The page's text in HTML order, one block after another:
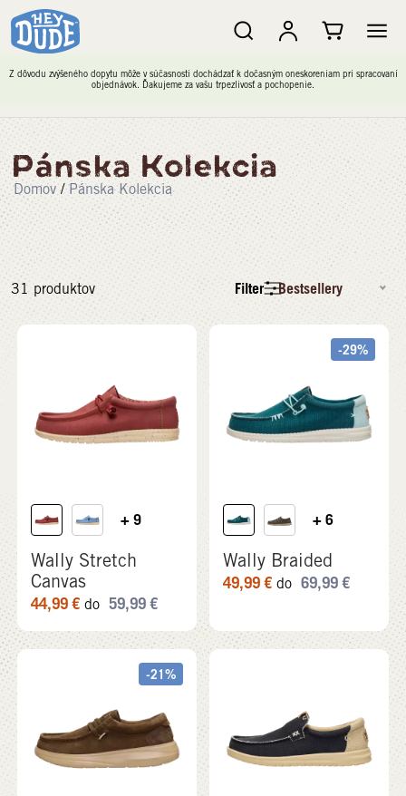
Z dôvodu zvýšeného dopytu môže v súčasnosti dochádzať k dočasným oneskoreniam pri spracovaní
objednávok. Ďakujeme za vašu trpezlivosť a pochopenie.
Pánska Kolekcia
Domov / Pánska Kolekcia
31 produktov Filter Bestsellery
+ 9
Wally Stretch
Canvas
44,99€ do 59,99€
-29%
+ 6
Wally Braided
49,99€ do 69,99€
-21%